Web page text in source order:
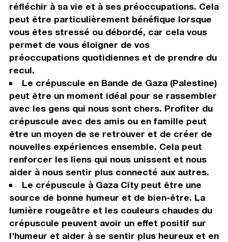
réfléchir à sa vie et à ses préoccupations. Cela
peut être particulièrement bénéfique lorsque
vous êtes stressé ou débordé, car cela vous
permet de vous éloigner de vos
préoccupations quotidiennes et de prendre du
recul.
Le crépuscule en Bande de Gaza (Palestine)
peut être un moment idéal pour se rassembler
avec les gens qui nous sont chers. Profiter du
crépuscule avec des amis ou en famille peut
être un moyen de se retrouver et de créer de
nouvelles expériences ensemble. Cela peut
renforcer les liens qui nous unissent et nous
aider à nous sentir plus connecté aux autres.
Le crépuscule à Gaza City peut être une
source de bonne humeur et de bien-être. La
lumière rougeâtre et les couleurs chaudes du
crépuscule peuvent avoir un effet positif sur
l'humeur et aider à se sentir plus heureux et en